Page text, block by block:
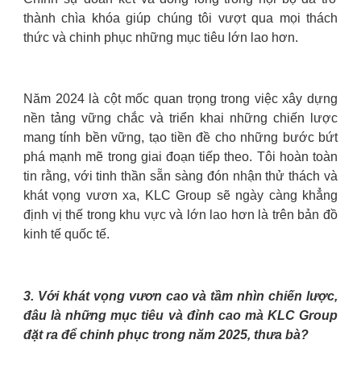
thành chìa khóa giúp chúng tôi vượt qua mọi thách
thức và chinh phục những mục tiêu lớn lao hơn.
Năm 2024 là cột mốc quan trọng trong việc xây dựng
nền tảng vững chắc và triển khai những chiến lược
mang tính bền vững, tạo tiền đề cho những bước bứt
phá mạnh mẽ trong giai đoạn tiếp theo. Tôi hoàn toàn
tin rằng, với tinh thần sẵn sàng đón nhận thử thách và
khát vọng vươn xa, KLC Group sẽ ngày càng khẳng
định vị thế trong khu vực và lớn lao hơn là trên bản đồ
kinh tế quốc tế.
3. Với khát vọng vươn cao và tầm nhìn chiến lược,
đâu là những mục tiêu và đỉnh cao mà KLC Group
đặt ra để chinh phục trong năm 2025, thưa bà?